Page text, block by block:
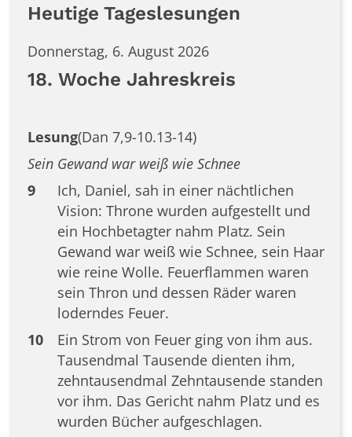
Heutige Tageslesungen
Donnerstag, 6. August 2026
18. Woche Jahreskreis
Lesung(Dan 7,9-10.13-14)
Sein Gewand war weiß wie Schnee
9
Ich, Daniel, sah in einer nächtlichen
Vision: Throne wurden aufgestellt und
ein Hochbetagter nahm Platz. Sein
Gewand war weiß wie Schnee, sein Haar
wie reine Wolle. Feuerflammen waren
sein Thron und dessen Räder waren
loderndes Feuer.
10
Ein Strom von Feuer ging von ihm aus.
Tausendmal Tausende dienten ihm,
zehntausendmal Zehntausende standen
vor ihm. Das Gericht nahm Platz und es
wurden Bücher aufgeschlagen.